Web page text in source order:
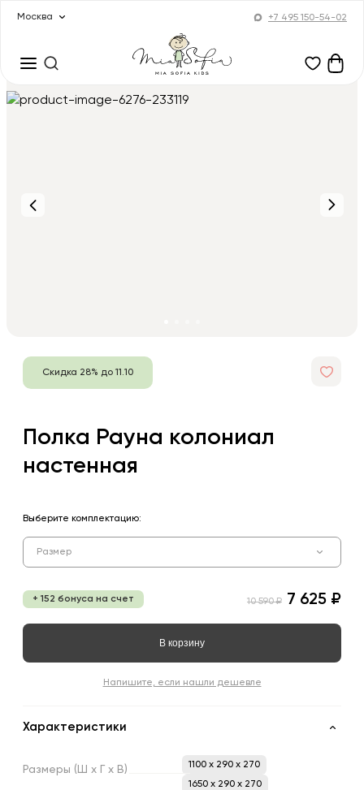
Москва +7 495 150-54-02
Скидка 28% до 11.10
Полка Рауна колониал
настенная
Выберите комплектацию:
Размер
+ 152 бонуса на счет 10 590 ₽ 7 625 ₽
В корзину
Напишите, если нашли дешевле
Характеристики
Размеры (Ш х х В)
1100 x 290 x 270
1650 x 290 x 270